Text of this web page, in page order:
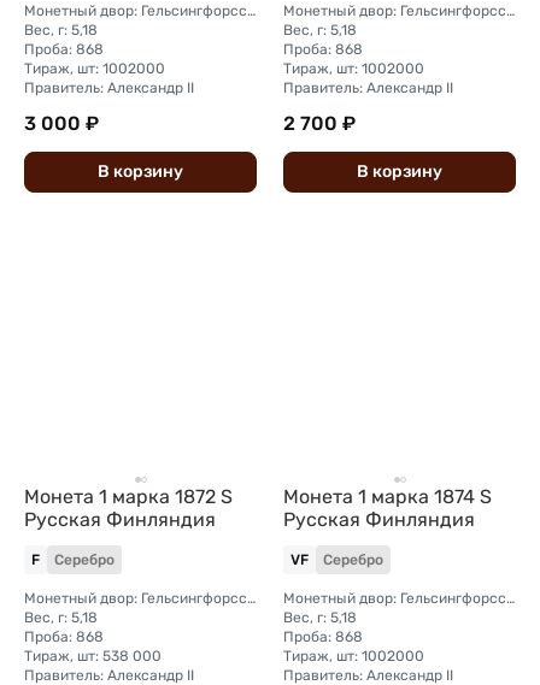
Монетный двор: Гельсингфорсский монетный двор (Финляндия)
Вес, г: 5,18
Проба: 868
Тираж, шт: 1002000
Правитель: Александр II
3 000 ₽
В корзину
Монетный двор: Гельсингфорсский монетный двор (Финляндия)
Вес, г: 5,18
Проба: 868
Тираж, шт: 1002000
Правитель: Александр II
2 700 ₽
В корзину
Монета 1 марка 1872 S
Русская Финляндия
F Серебро
Монетный двор: Гельсингфорсский монетный двор (Финляндия)
Вес, г: 5,18
Проба: 868
Тираж, шт: 538 000
Правитель: Александр II
Монета 1 марка 1874 S
Русская Финляндия
VF Серебро
Монетный двор: Гельсингфорсский монетный двор (Финляндия)
Вес, г: 5,18
Проба: 868
Тираж, шт: 1002000
Правитель: Александр II